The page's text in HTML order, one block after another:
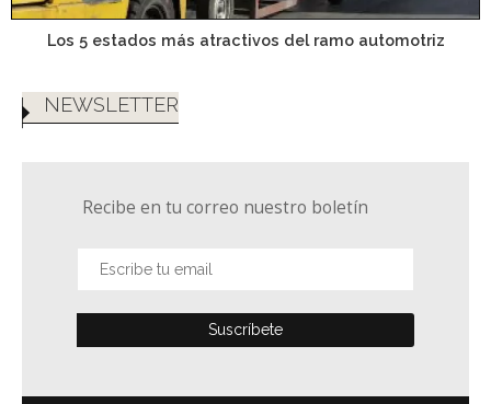
Los 5 estados más atractivos del ramo automotriz
NEWSLETTER
Recibe en tu correo nuestro boletín